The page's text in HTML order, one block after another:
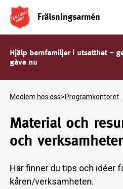
Frälsningsarmén
Hjälp barnfamiljer i utsatthet –
gåva nu
Medlem hos oss>Programkontoret
Material och
och verksamheter
Här finner du tips och idéer
kåren/verksamheten.